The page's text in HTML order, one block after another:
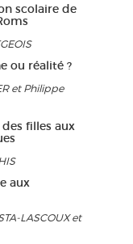
scolaire de
ou réalité ?
et Philippe
des filles aux
aux
LASCOUX et